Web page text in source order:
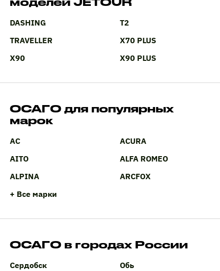
DASHING
T2
TRAVELLER
X70 PLUS
X90
X90 PLUS
ОСАГО для популярных
марок
AC
ACURA
AITO
ALFA ROMEO
ALPINA
ARCFOX
+ Все марки
ОСАГО в городах России
Сердобск
Обь